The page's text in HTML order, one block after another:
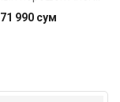
71 990 сум